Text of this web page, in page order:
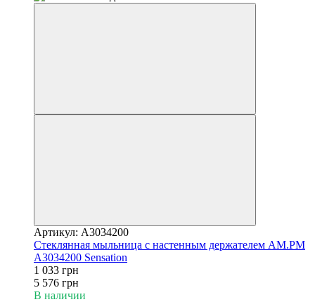
Артикул: A3034200
Стеклянная мыльница с настенным держателем AM.PM
A3034200 Sensation
1 033 грн
5 576 грн
В наличии